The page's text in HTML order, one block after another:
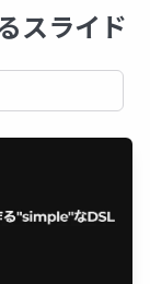
スライド